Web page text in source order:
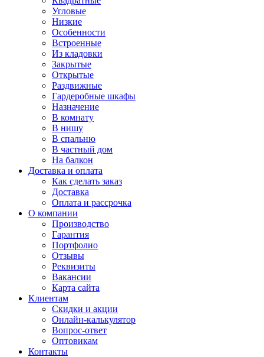
Угловые
Низкие
Особенности
Встроенные
Из кладовки
Закрытые
Открытые
Раздвижные
Гардеробные шкафы
Назначение
В комнату
В нишу
В спальню
В частный дом
На балкон
Доставка и оплата
Как сделать заказ
Доставка
Оплата и рассрочка
О компании
Производство
Гарантия
Портфолио
Отзывы
Реквизиты
Вакансии
Карта сайта
Клиентам
Скидки и акции
Онлайн-калькулятор
Вопрос-ответ
Оптовикам
Контакты